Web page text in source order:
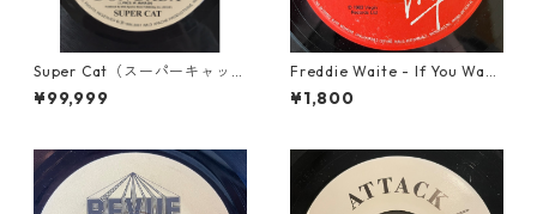
Super Cat（スーパーキャッ
ト） - Don Dada【7inch】
¥99,999
Freddie Waite - If You Want
My Love【7-21943】
¥1,800